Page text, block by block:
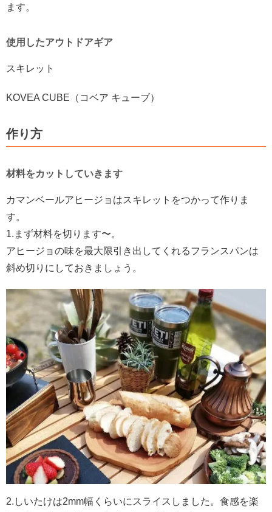
ます。
使用したアウトドアギア
スキレット
KOVEA CUBE（コベア キューブ）
作り方
材料をカットしていきます
カマンベールアヒージョはスキレットをつかって作りま
す。
1.まず材料を切ります〜。
アヒージョの味を最大限引き出してくれるフランスパンは
斜め切りにしておきましょう。
2.しいたけは2mm幅くらいにスライスしました。食感を楽